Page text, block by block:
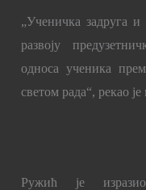
„Ученичка задруга и
развоју
односа ученика
светом рада“, рекао
Ружић је